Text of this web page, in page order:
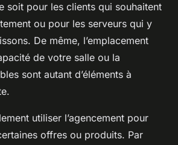
soit pour les clients qui souhaitent
ou pour les serveurs qui y
De même, l’emplacement
de votre salle ou la
sont autant d’éléments à
utiliser l’agencement pour
offres ou produits. Par